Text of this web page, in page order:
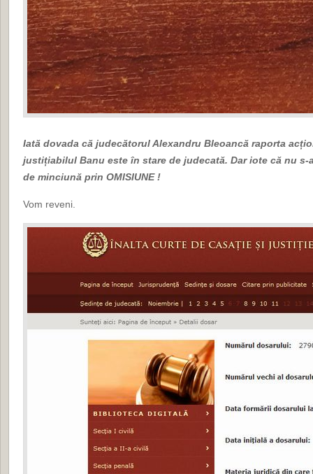
Iată dovada că judecătorul Alexandru Bleoancă raporta
justițiabilul Banu este în stare de judecată. Dar iote că nu s-
de minciună prin OMISIUNE !
Vom reveni.